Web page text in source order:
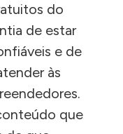
do
de estar
e de
às
que